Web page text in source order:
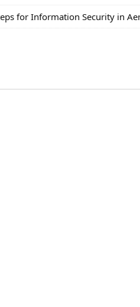
for Information Security in